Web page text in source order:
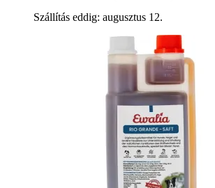
Szállítás eddig: augusztus 12.